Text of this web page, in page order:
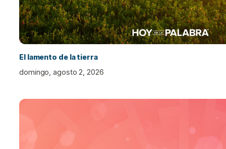
El lamento de la tierra
domingo, agosto 2, 2026